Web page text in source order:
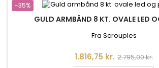
-35%
GULD ARMBÅND 8 KT. OVALE LED
Fra Scrouples
Pris
1.816,75 kr. Normalpris
2.795,00 kr.